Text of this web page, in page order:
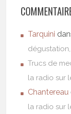
Tarquini
Trucs de
la radio sur
Chantereau
la radio sur